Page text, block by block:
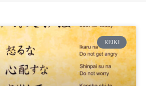
REIKI
Page Page